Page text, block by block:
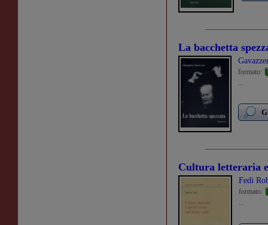
La bacchetta
formato:
...
Cultura letteraria
Fedi
formato:
...